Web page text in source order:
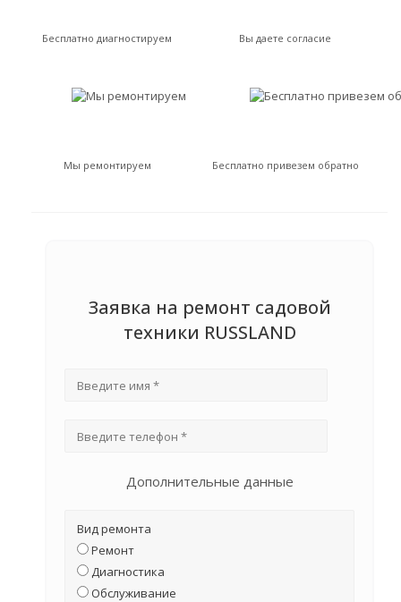
Бесплатно диагностируем Вы даете согласие
Мы ремонтируем Бесплатно привезем обратно
Заявка на ремонт садовой
техники RUSSLAND
Дополнительные данные
Вид ремонта
Ремонт
Диагностика
Обслуживание